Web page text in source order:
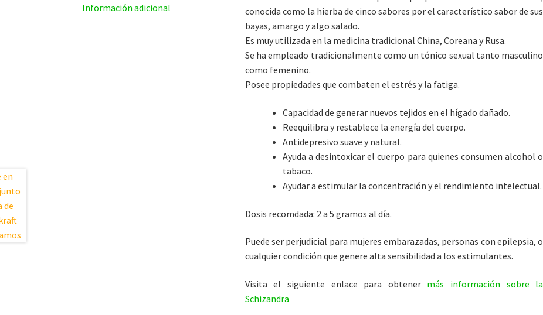
Información adicional
conocida como la hierba de cinco sabores por el característico sabor de sus
bayas, amargo y algo salado.
Es muy utilizada en la medicina tradicional China, Coreana y Rusa.
Se ha empleado tradicionalmente como un tónico sexual tanto masculino
como femenino.
Posee propiedades que combaten el estrés y la fatiga.
Capacidad de generar nuevos tejidos en el hígado dañado.
Reequilibra y restablece la energía del cuerpo.
Antidepresivo suave y natural.
Ayuda a desintoxicar el cuerpo para quienes consumen alcohol o
tabaco.
Ayudar a estimular la concentración y el rendimiento intelectual.
Dosis recomdada: 2 a 5 gramos al día.
Puede ser perjudicial para mujeres embarazadas, personas con epilepsia, o
cualquier condición que genere alta sensibilidad a los estimulantes.
Visita el siguiente enlace para obtener más información sobre la
Schizandra